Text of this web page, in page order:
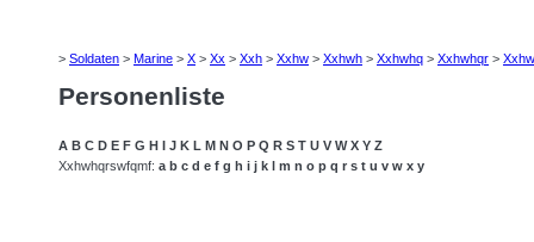
> Soldaten > Marine > X > Xx > Xxh > Xxhw > Xxhwh > Xxhwhq > Xxhwhqr >
Personenliste
A B C D E F G H I J K L M N O P Q R S T U V W X Y Z
Xxhwhqrswfqmf: a b c d e f g h i j k l m n o p q r s t u v w x y